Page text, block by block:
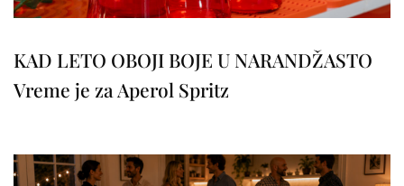
KAD LETO OBOJI BOJE U NARANDŽASTO
Vreme je za Aperol Spritz